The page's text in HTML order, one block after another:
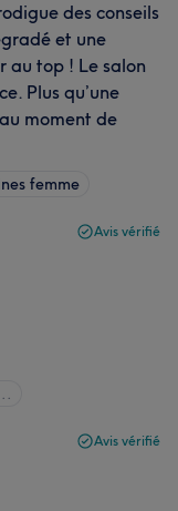
des conseils
et une
au top ! Le salon
Plus qu’une
moment de
femme
Avis vérifié
Avis vérifié